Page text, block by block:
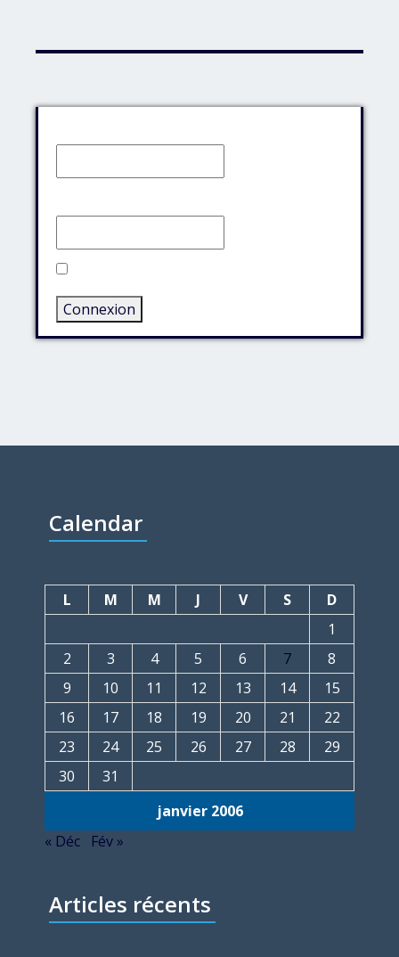
Connexion
Calendar
janvier 2006
L M M J V S
D
1
2
3 4 5 6 7
8
9
10 11 12 13 14
15
16
17 18 19 20 21
22
23
24 25 26 27 28
29
30
31
« Déc Fév »
Articles récents